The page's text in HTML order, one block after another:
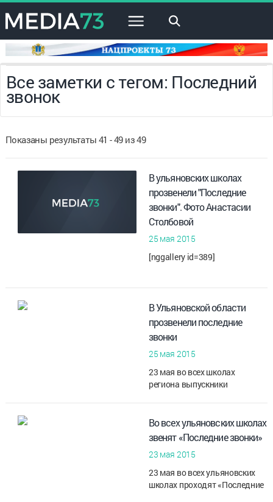
×
Все заметки с тегом: Последний
звонок
Показаны результаты 41 - 49 из 49
В ульяновских школах
прозвенели "Последние
звонки". Фото Анастасии
Столбовой
25 мая 2015
[nggallery id=389]
В Ульяновской области
прозвенели последние
звонки
25 мая 2015
23 мая во всех школах
региона выпускники
большого этапа в их жизни. В
этом году из ульяновских
школ выпустился 5 37...
Во всех ульяновских школах
звенят «Последние звонки»
23 мая 2015
23 мая во всех ульяновских
школах проходят «Последние